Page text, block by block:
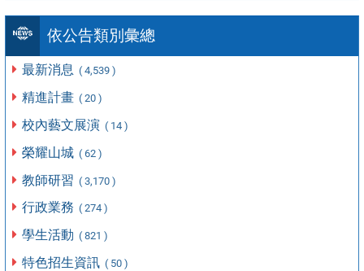
依公告類別彙總
最新消息 ( 4,539 )
精進計畫 ( 20 )
校內藝文展演 ( 14 )
榮耀山城 ( 62 )
教師研習 ( 3,170 )
行政業務 ( 274 )
學生活動 ( 821 )
特色招生資訊 ( 50 )